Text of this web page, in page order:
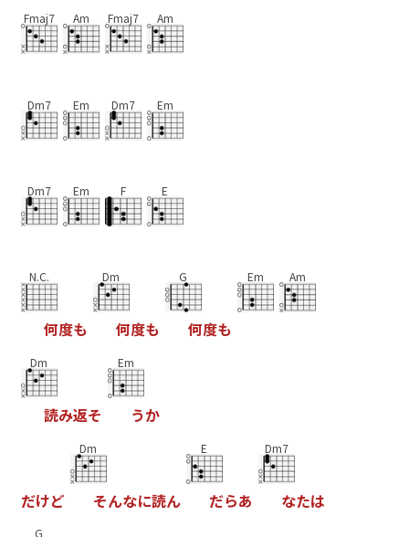
Fmaj7 Am Fmaj7 Am
Dm7 Em Dm7 Em
Dm7 Em F E
N.C.
何度も
Dm
何度も
G
何度も
Em Am
Dm
読み返そ
Em
うか
だけど
Dm
そんなに読ん
E
だらあ
Dm7
なたは
G